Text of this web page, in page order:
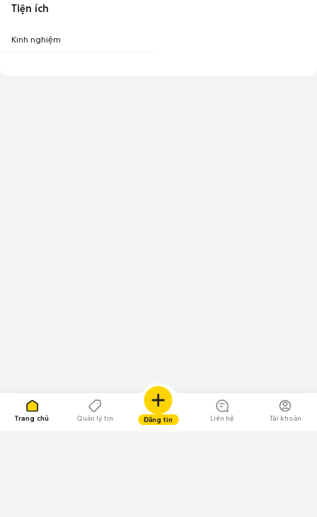
Trang chủ Quản lý tin Đăng tin Liên hệ Tài khoản
Tiện ích
Kinh nghiệm